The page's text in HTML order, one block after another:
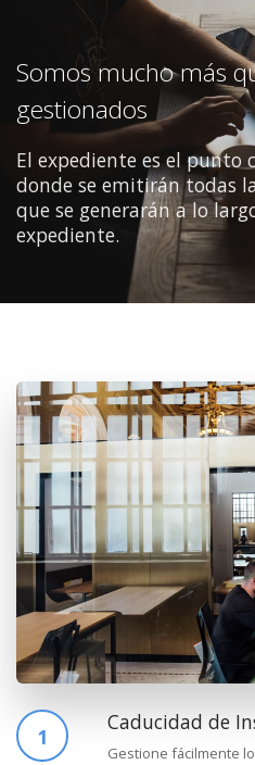
Somos mucho más
gestionados
El expediente es el punto
donde se emitirán todas
que se generarán a lo
expediente.
1
Caducidad de
Gestione fácilmente